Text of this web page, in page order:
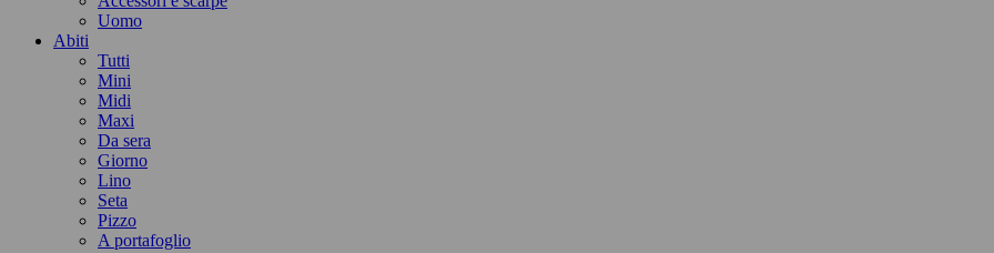
Uomo
Abiti
Tutti
Mini
Midi
Maxi
Da sera
Giorno
Lino
Seta
Pizzo
A portafoglio